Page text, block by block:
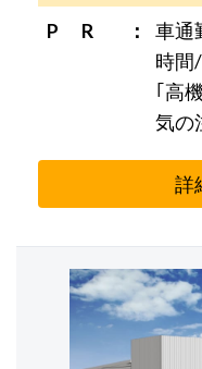
P R
車通
時間
｢高
気の
詳